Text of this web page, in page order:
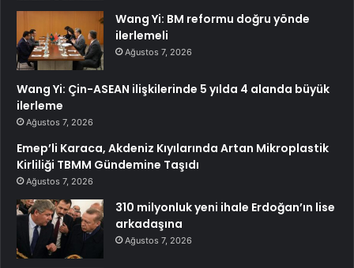
Wang Yi: BM reformu doğru yönde
ilerlemeli
Ağustos 7, 2026
Wang Yi: Çin-ASEAN ilişkilerinde 5 yılda 4 alanda büyük
ilerleme
Ağustos 7, 2026
Emep’li Karaca, Akdeniz Kıyılarında Artan Mikroplastik
Kirliliği TBMM Gündemine Taşıdı
Ağustos 7, 2026
310 milyonluk yeni ihale Erdoğan’ın lise
arkadaşına
Ağustos 7, 2026